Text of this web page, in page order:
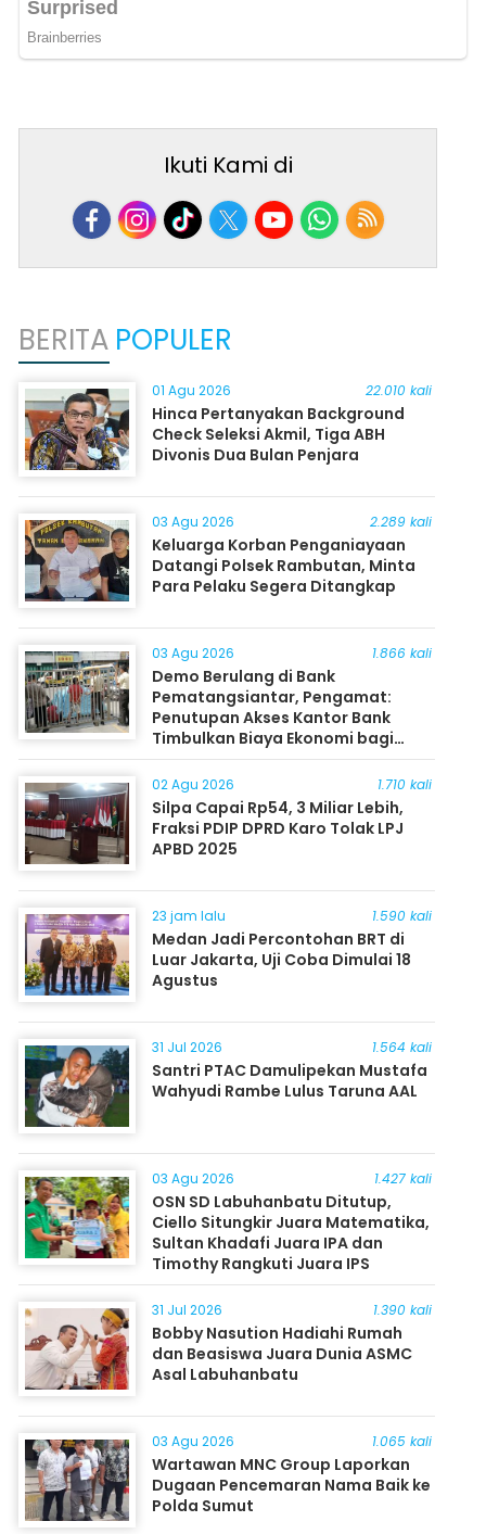
Ikuti Kami di
BERITA POPULER
01 Agu 2026 22.010 kali
Hinca Pertanyakan Background
Check Seleksi Akmil, Tiga ABH
Divonis Dua Bulan Penjara
03 Agu 2026 2.289 kali
Keluarga Korban Penganiayaan
Datangi Polsek Rambutan, Minta
Para Pelaku Segera Ditangkap
03 Agu 2026 1.866 kali
Demo Berulang di Bank
Pematangsiantar, Pengamat:
Penutupan Akses Kantor Bank
Timbulkan Biaya Ekonomi bagi
Masyarakat
02 Agu 2026 1.710 kali
Silpa Capai Rp54, 3 Miliar Lebih,
Fraksi PDIP DPRD Karo Tolak LPJ
APBD 2025
23 jam lalu 1.590 kali
Medan Jadi Percontohan BRT di
Luar Jakarta, Uji Coba Dimulai 18
Agustus
31 Jul 2026 1.564 kali
Santri PTAC Damulipekan Mustafa
Wahyudi Rambe Lulus Taruna AAL
03 Agu 2026 1.427 kali
OSN SD Labuhanbatu Ditutup,
Ciello Situngkir Juara Matematika,
Sultan Khadafi Juara IPA dan
Timothy Rangkuti Juara IPS
31 Jul 2026 1.390 kali
Bobby Nasution Hadiahi Rumah
dan Beasiswa Juara Dunia ASMC
Asal Labuhanbatu
03 Agu 2026 1.065 kali
Wartawan MNC Group Laporkan
Dugaan Pencemaran Nama Baik ke
Polda Sumut